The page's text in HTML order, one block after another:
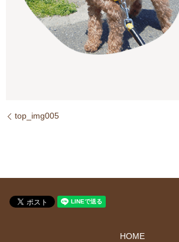
top_img005
HOME